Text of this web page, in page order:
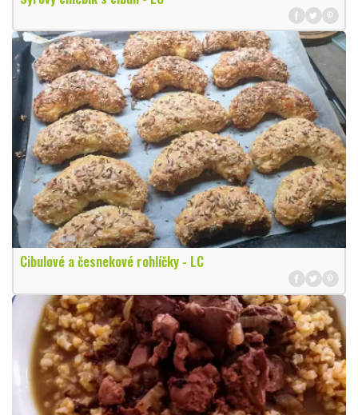
Cibulové a česnekové rohlíčky - LC